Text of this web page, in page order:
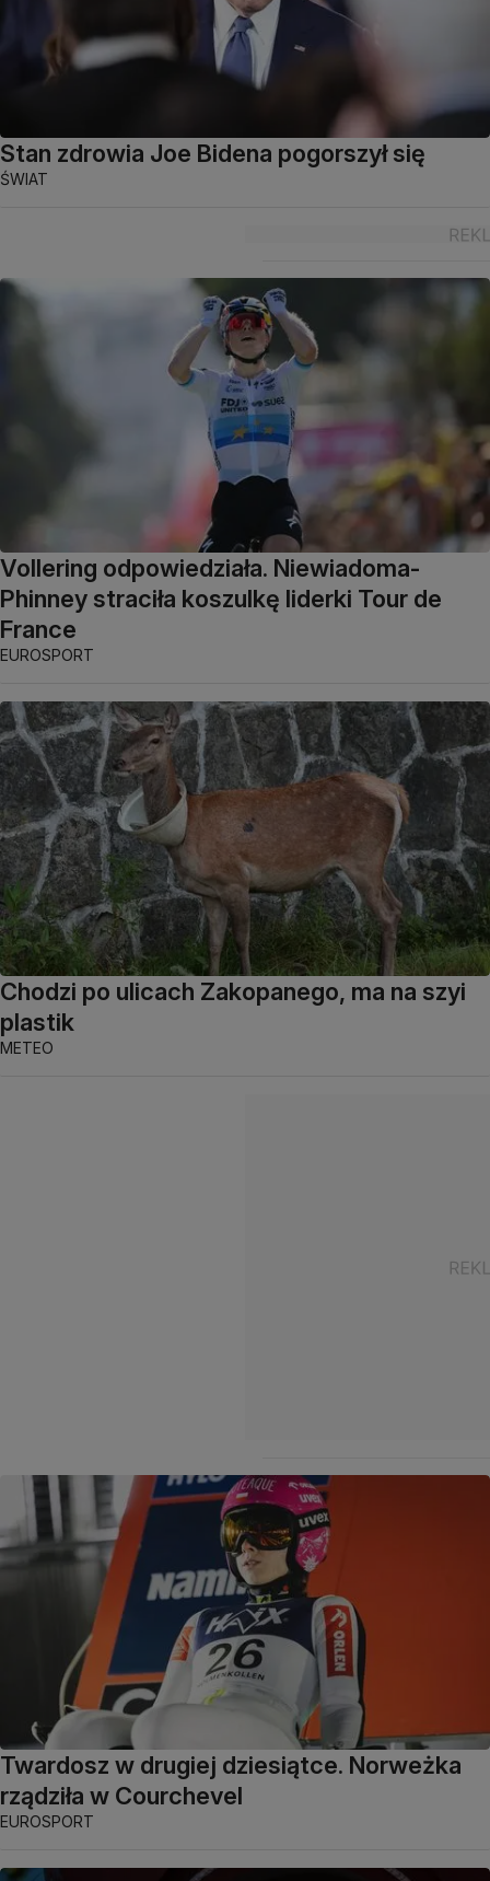
Stan zdrowia Joe Bidena pogorszył się
ŚWIAT
Vollering odpowiedziała. Niewiadoma-
Phinney straciła koszulkę liderki Tour de
France
EUROSPORT
Chodzi po ulicach Zakopanego, ma na szyi
plastik
METEO
Twardosz w drugiej dziesiątce. Norweżka
rządziła w Courchevel
EUROSPORT